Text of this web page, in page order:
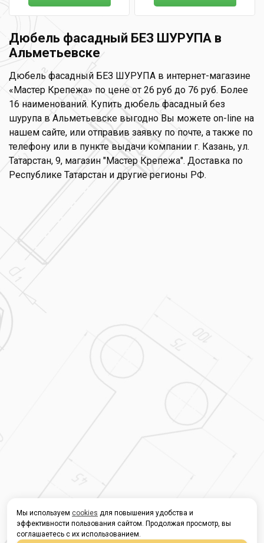
Дюбель фасадный БЕЗ ШУРУПА в
Альметьевске
Дюбель фасадный БЕЗ ШУРУПА в интернет-магазине
«Мастер Крепежа» по цене от 26 руб до 76 руб. Более
16 наименований. Купить дюбель фасадный без
шурупа в Альметьевске выгодно Вы можете on-line на
нашем сайте, или отправив заявку по почте, а также по
телефону или в пункте выдачи компании г. Казань, ул.
Татарстан, 9, магазин "Мастер Крепежа". Доставка по
Республике Татарстан и другие регионы РФ.
Мы используем cookies для повышения удобства и
эффективности пользования сайтом. Продолжая просмотр, вы
соглашаетесь с их использованием.